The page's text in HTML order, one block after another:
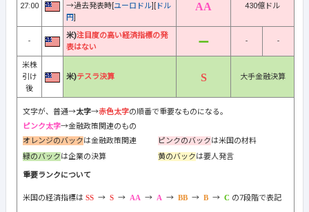
27:00
→過去発表時[ ユーロドル
ドル
円
430億ドル
-
米)注目度の高い経済指標の発
表はない
- -
米株
引け
後
米)テスラ決算 大手金融決算
文字が、普通→太字→赤色太字の順番で重要なものになる。
ピンク太字→金融政策関連のもの
オレンジのバックは金融政策関連 ピンクのバックは米国の材料
緑のバックは企業の決算 黄のバックは要人発言
重要ランクについて
米国の経済指標は → → → → → → の7段階で表記